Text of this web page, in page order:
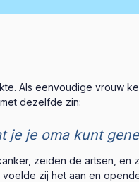
Als eenvoudige vrouw
dezelfde zin:
je je oma kunt
zeiden de artsen,
zij het aan en